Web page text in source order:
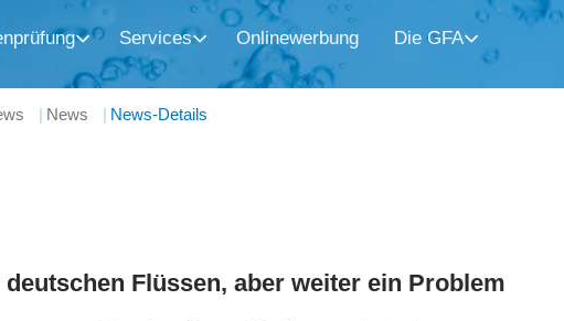
Services Onlinewerbung Die GFA
News News-Details
Flüssen, aber weiter ein Problem